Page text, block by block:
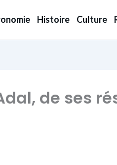
Histoire Culture
de ses